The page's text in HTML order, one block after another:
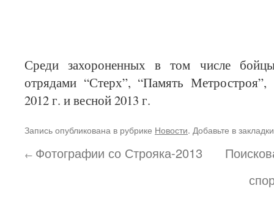
Среди захороненных в том числе
отрядами “Стерх”, “Память
2012 г. и весной 2013 г.
Запись опубликована в рубрике Новости. Добавьте в
← Фотографии со Строяка-2013